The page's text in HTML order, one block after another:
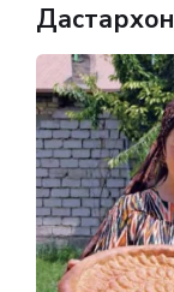
Дастархон